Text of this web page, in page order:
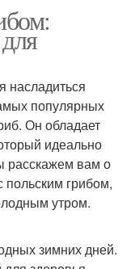
насладиться
популярных
Он обладает
идеально
расскажем вам о
польским грибом,
утром.
зимних дней.